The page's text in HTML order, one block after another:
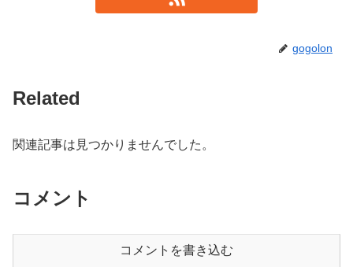
gogolon
Related
関連記事は見つかりませんでした。
コメント
コメントを書き込む